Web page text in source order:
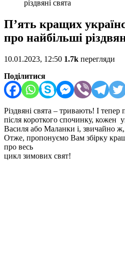
різдвяні свята
П’ять кращих
про найбільші
10.01.2023, 12:50 1.7k перегляди
Поділитися
Різдвяні свята – тривають! І
після короткого спочинку, кожен
Василя або Маланки і, звичайно
Отже, пропонуємо Вам збірку
про весь
цикл зимових свят!